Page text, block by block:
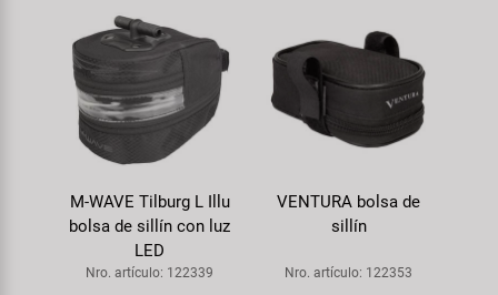
M-WAVE Tilburg L Illu
bolsa de sillín con luz
LED
Nro. artículo: 122339
VENTURA bolsa de
sillín
Nro. artículo: 122353